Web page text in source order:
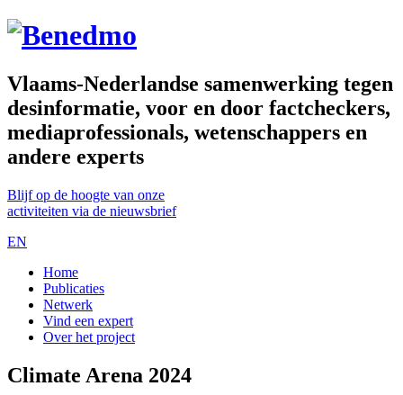
Vlaams-Nederlandse samenwerking tegen
desinformatie, voor en door factcheckers,
mediaprofessionals, wetenschappers en
andere experts
Blijf op de hoogte van onze
activiteiten via de nieuwsbrief
EN
Home
Publicaties
Netwerk
Vind een expert
Over het project
Climate Arena 2024